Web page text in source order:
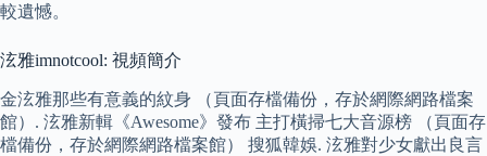
較遺憾。
泫雅imnotcool: 視頻簡介
金泫雅那些有意義的紋身 （頁面存檔備份，存於網際網路檔案
館）. 泫雅新輯《Awesome》發布 主打橫掃七大音源榜 （頁面存
檔備份，存於網際網路檔案館） 搜狐韓娛. 泫雅對少女獻出良言